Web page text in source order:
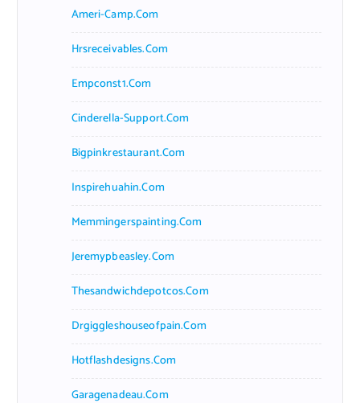
Ameri-Camp.com
Hrsreceivables.com
Empconst1.com
Cinderella-Support.com
Bigpinkrestaurant.com
Inspirehuahin.com
Memmingerspainting.com
Jeremypbeasley.com
Thesandwichdepotcos.com
Drgiggleshouseofpain.com
Hotflashdesigns.com
Garagenadeau.com